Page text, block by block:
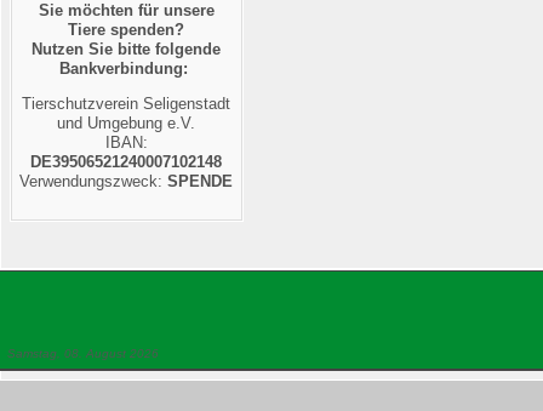
Sie möchten für unsere
Tiere spenden?
Nutzen Sie bitte folgende
Bankverbindung:
Tierschutzverein Seligenstadt
und Umgebung e.V.
IBAN:
DE39506521240007102148
Verwendungszweck:SPENDE
Samstag, 08. August 2026